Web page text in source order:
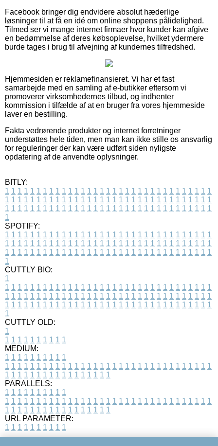
Facebook bringer dig endvidere absolut hæderlige
løsninger til at få en idé om online shoppens pålidelighed.
Tilmed ser vi mange internet firmaer hvor kunder kan afgive
en bedømmelse af deres købsoplevelse, hvilket ydermere
burde tages i brug til afvejning af kundernes tilfredshed.
Hjemmesiden er reklamefinansieret. Vi har et fast
samarbejde med en samling af e-butikker eftersom vi
promoverer virksomhedernes tilbud, og indhenter
kommission i tilfælde af at en bruger fra vores hjemmeside
laver en bestilling.
Fakta vedrørende produkter og internet forretninger
understøttes hele tiden, men man kan ikke stille os ansvarlig
for reguleringer der kan være udført siden nyligste
opdatering af de anvendte oplysninger.
BITLY:
1 1 1 1 1 1 1 1 1 1 1 1 1 1 1 1 1 1 1 1 1 1 1 1 1 1 1 1 1 1 1 1 1
1 1 1 1 1 1 1 1 1 1 1 1 1 1 1 1 1 1 1 1 1 1 1 1 1 1 1 1 1 1 1 1 1
1 1 1 1 1 1 1 1 1 1 1 1 1 1 1 1 1 1 1 1 1 1 1 1 1 1 1 1 1 1 1 1 1
1
SPOTIFY:
1 1 1 1 1 1 1 1 1 1 1 1 1 1 1 1 1 1 1 1 1 1 1 1 1 1 1 1 1 1 1 1 1
1 1 1 1 1 1 1 1 1 1 1 1 1 1 1 1 1 1 1 1 1 1 1 1 1 1 1 1 1 1 1 1 1
1 1 1 1 1 1 1 1 1 1 1 1 1 1 1 1 1 1 1 1 1 1 1 1 1 1 1 1 1 1 1 1 1
1
CUTTLY BIO:
1
1 1 1 1 1 1 1 1 1 1 1 1 1 1 1 1 1 1 1 1 1 1 1 1 1 1 1 1 1 1 1 1 1
1 1 1 1 1 1 1 1 1 1 1 1 1 1 1 1 1 1 1 1 1 1 1 1 1 1 1 1 1 1 1 1 1
1 1 1 1 1 1 1 1 1 1 1 1 1 1 1 1 1 1 1 1 1 1 1 1 1 1 1 1 1 1 1 1 1
1
CUTTLY OLD:
1
1 1 1 1 1 1 1 1 1 1
MEDIUM:
1 1 1 1 1 1 1 1 1 1
1 1 1 1 1 1 1 1 1 1 1 1 1 1 1 1 1 1 1 1 1 1 1 1 1 1 1 1 1 1 1 1 1
1 1 1 1 1 1 1 1 1 1 1 1 1 1 1 1 1
PARALLELS:
1 1 1 1 1 1 1 1 1 1
1 1 1 1 1 1 1 1 1 1 1 1 1 1 1 1 1 1 1 1 1 1 1 1 1 1 1 1 1 1 1 1 1
1 1 1 1 1 1 1 1 1 1 1 1 1 1 1 1 1
URL PARAMETER:
1 1 1 1 1 1 1 1 1 1